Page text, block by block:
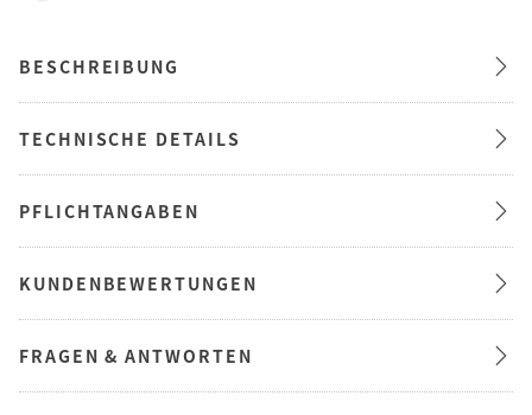
BESCHREIBUNG
TECHNISCHE DETAILS
PFLICHTANGABEN
KUNDENBEWERTUNGEN
FRAGEN & ANTWORTEN